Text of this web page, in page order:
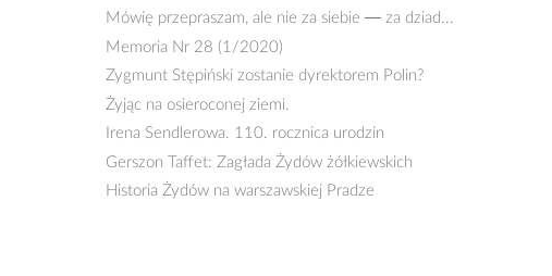
Mówię przepraszam, ale nie za siebie — za dziad...
Memoria Nr 28 (1/2020)
Zygmunt Stępiński zostanie dyrektorem Polin?
Żyjąc na osieroconej ziemi.
Irena Sendlerowa. 110. rocznica urodzin
Gerszon Taffet: Zagłada Żydów żółkiewskich
Historia Żydów na warszawskiej Pradze